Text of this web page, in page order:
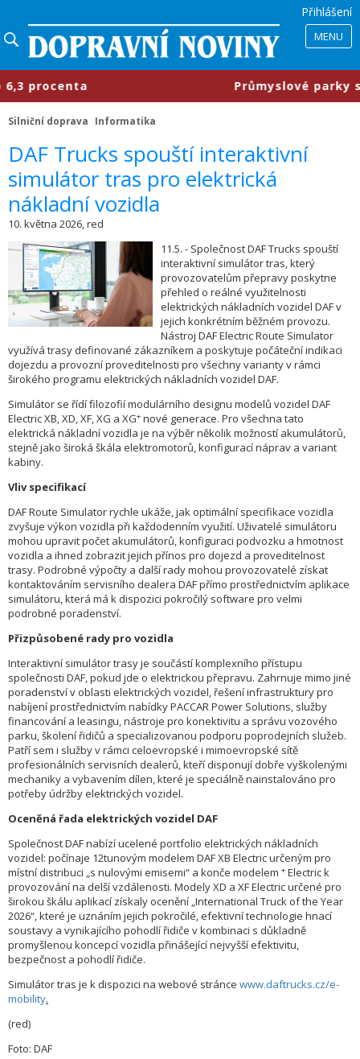
Přihlášení
MENU
​Průmyslové parky se
Silniční doprava Informatika
​DAF Trucks spouští interaktivní
simulátor tras pro elektrická
nákladní vozidla
10. května 2026, red
11.5. - Společnost DAF Trucks spouští
interaktivní simulátor tras, který
provozovatelům přepravy poskytne
přehled o reálné využitelnosti
elektrických nákladních vozidel DAF v
jejich konkrétním běžném provozu.
Nástroj DAF Electric Route Simulator
využívá trasy definované zákazníkem a poskytuje počáteční indikaci
dojezdu a provozní proveditelnosti pro všechny varianty v rámci
širokého programu elektrických nákladních vozidel DAF.
Simulátor se řídí filozofií modulárního designu modelů vozidel DAF
Electric XB, XD, XF, XG a XG+ nové generace. Pro všechna tato
elektrická nákladní vozidla je na výběr několik možností akumulátorů,
stejně jako široká škála elektromotorů, konfigurací náprav a variant
kabiny.
Vliv specifikací
DAF Route Simulator rychle ukáže, jak optimální specifikace vozidla
zvyšuje výkon vozidla při každodenním využití. Uživatelé simulátoru
mohou upravit počet akumulátorů, konfiguraci podvozku a hmotnost
vozidla a ihned zobrazit jejich přínos pro dojezd a proveditelnost
trasy. Podrobné výpočty a další rady mohou provozovatelé získat
kontaktováním servisního dealera DAF přímo prostřednictvím aplikace
simulátoru, která má k dispozici pokročilý software pro velmi
podrobné poradenství.
Přizpůsobené rady pro vozidla
Interaktivní simulátor trasy je součástí komplexního přístupu
společnosti DAF, pokud jde o elektrickou přepravu. Zahrnuje mimo jiné
poradenství v oblasti elektrických vozidel, řešení infrastruktury pro
nabíjení prostřednictvím nabídky PACCAR Power Solutions, služby
financování a leasingu, nástroje pro konektivitu a správu vozového
parku, školení řidičů a specializovanou podporu poprodejních služeb.
Patří sem i služby v rámci celoevropské i mimoevropské sítě
profesionálních servisních dealerů, kteří disponují dobře vyškolenými
mechaniky a vybavením dílen, které je speciálně nainstalováno pro
potřeby údržby elektrických vozidel.
Oceněná řada elektrických vozidel DAF
Společnost DAF nabízí ucelené portfolio elektrických nákladních
vozidel: počínaje 12tunovým modelem DAF XB Electric určeným pro
místní distribuci „s nulovými emisemi“ a konče modelem + Electric k
provozování na delší vzdálenosti. Modely XD a XF Electric určené pro
širokou škálu aplikací získaly ocenění „International Truck of the Year
2026“, které je uznáním jejich pokročilé, efektivní technologie hnací
soustavy a vynikajícího pohodlí řidiče v kombinaci s důkladně
promyšlenou koncepcí vozidla přinášející nejvyšší efektivitu,
bezpečnost a pohodlí řidiče.
Simulátor tras je k dispozici na webové stránce www.daftrucks.cz/e-
mobility.
(red)
Foto: DAF